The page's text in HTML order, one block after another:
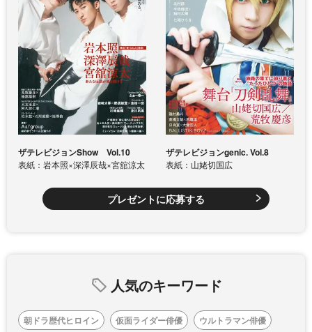
ザテレビジョンShow Vol.10
表紙：岩本照×深澤辰哉×宮舘涼太
ザテレビジョンgenic. Vol.8
表紙：山姥切国広
プレゼントに応募する
人気のキーワード
朝ドラ歴代ヒロイン 仮面ライダー俳優 ウルトラマン俳優